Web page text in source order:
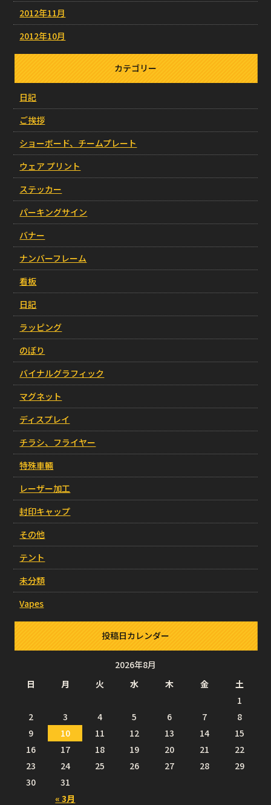
2012年11月
2012年10月
カテゴリー
日記
ご挨拶
ショーボード、チームプレート
ウェア プリント
ステッカー
パーキングサイン
バナー
ナンバーフレーム
看板
日記
ラッピング
のぼり
バイナルグラフィック
マグネット
ディスプレイ
チラシ、フライヤー
特殊車輛
レーザー加工
封印キャップ
その他
テント
未分類
Vapes
投稿日カレンダー
2026年8月
日
月 火 水 木 金 土
« 3月
1
2
3 4 5 6 7
8
9
10 11 12 13 14
15
16
17 18 19 20 21
22
23
24 25 26 27 28
29
30
31